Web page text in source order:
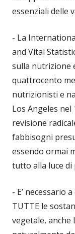
essenziali delle
- La
and Vital
sulla nutrizione
quattrocento
nutrizionisti e
Los Angeles nel
revisione
fabbisogni
essendo ormai
tutto alla luce di
- E’ necessario
TUTTE le
vegetale, anche